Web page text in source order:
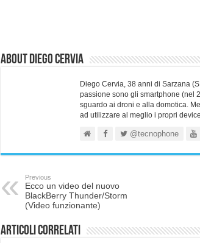
About Diego Cervia
Diego Cervia, 38 anni di Sarzana
passione sono gli smartphone (nel
sguardo ai droni e alla domotica.
ad utilizzare al meglio i propri
@tecnophone
Previous
Ecco un video del nuovo
BlackBerry Thunder/Storm
(Video funzionante)
Articoli correlati